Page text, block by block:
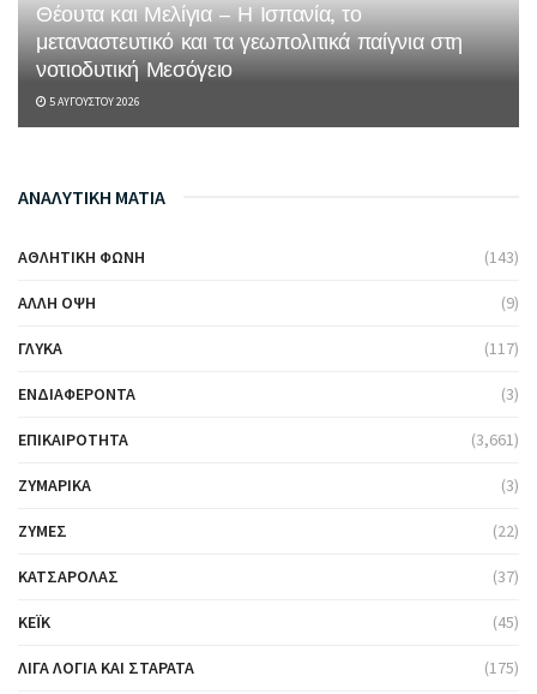
Θέουτα και Μελίγια – Η Ισπανία, το
μεταναστευτικό και τα γεωπολιτικά παίγνια στη
νοτιοδυτική Μεσόγειο
5 ΑΥΓΟΎΣΤΟΥ 2026
ΑΝΑΛΥΤΙΚΗ ΜΑΤΙΑ
ΑΘΛΗΤΙΚΉ ΦΩΝΉ (143)
ΆΛΛΗ ΌΨΗ (9)
ΓΛΥΚΆ (117)
ΕΝΔΙΑΦΈΡΟΝΤΑ (3)
ΕΠΙΚΑΙΡΌΤΗΤΑ (3,661)
ΖΥΜΑΡΙΚΆ (3)
ΖΎΜΕΣ (22)
ΚΑΤΣΑΡΌΛΑΣ (37)
ΚΈΙΚ (45)
ΛΊΓΑ ΛΌΓΙΑ ΚΑΙ ΣΤΑΡΆΤΑ (175)